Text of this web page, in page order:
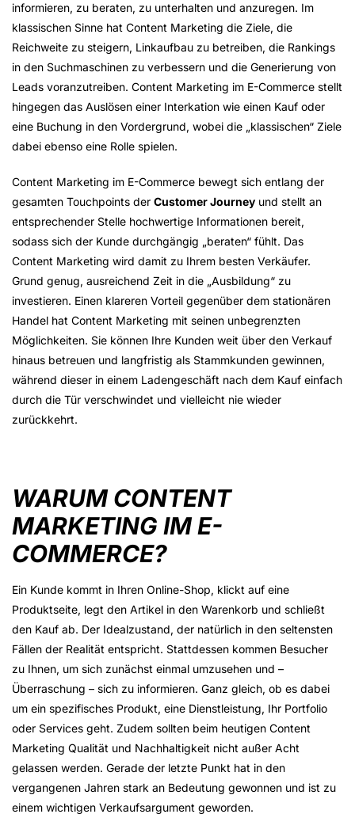
informieren, zu beraten, zu unterhalten und anzuregen. Im
klassischen Sinne hat Content Marketing die Ziele, die
Reichweite zu steigern, Linkaufbau zu betreiben, die Rankings
in den Suchmaschinen zu verbessern und die Generierung von
Leads voranzutreiben. Content Marketing im E-Commerce stellt
hingegen das Auslösen einer Interkation wie einen Kauf oder
eine Buchung in den Vordergrund, wobei die „klassischen“ Ziele
dabei ebenso eine Rolle spielen.
Content Marketing im E-Commerce bewegt sich entlang der
gesamten Touchpoints der Customer Journey und stellt an
entsprechender Stelle hochwertige Informationen bereit,
sodass sich der Kunde durchgängig „beraten“ fühlt. Das
Content Marketing wird damit zu Ihrem besten Verkäufer.
Grund genug, ausreichend Zeit in die „Ausbildung“ zu
investieren. Einen klareren Vorteil gegenüber dem stationären
Handel hat Content Marketing mit seinen unbegrenzten
Möglichkeiten. Sie können Ihre Kunden weit über den Verkauf
hinaus betreuen und langfristig als Stammkunden gewinnen,
während dieser in einem Ladengeschäft nach dem Kauf einfach
durch die Tür verschwindet und vielleicht nie wieder
zurückkehrt.
WARUM CONTENT
MARKETING IM E-
COMMERCE?
Ein Kunde kommt in Ihren Online-Shop, klickt auf eine
Produktseite, legt den Artikel in den Warenkorb und schließt
den Kauf ab. Der Idealzustand, der natürlich in den seltensten
Fällen der Realität entspricht. Stattdessen kommen Besucher
zu Ihnen, um sich zunächst einmal umzusehen und –
Überraschung – sich zu informieren. Ganz gleich, ob es dabei
um ein spezifisches Produkt, eine Dienstleistung, Ihr Portfolio
oder Services geht. Zudem sollten beim heutigen Content
Marketing Qualität und Nachhaltigkeit nicht außer Acht
gelassen werden. Gerade der letzte Punkt hat in den
vergangenen Jahren stark an Bedeutung gewonnen und ist zu
einem wichtigen Verkaufsargument geworden.